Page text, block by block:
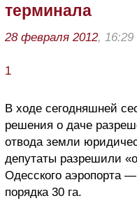
терминала
28 февраля 2012, 16:29
1
В ходе сегодняшней
решения о даче
отвода земли
депутаты разрешили
Одесского аэропорта
порядка 30 га.